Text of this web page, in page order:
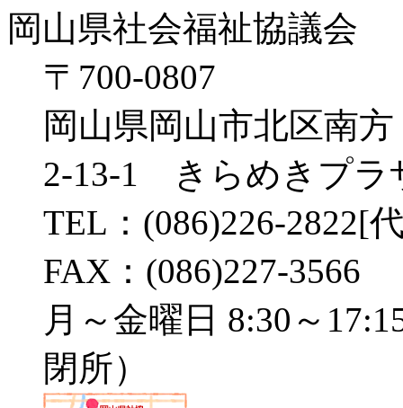
岡山県社会福祉協議会
〒700-0807
岡山県岡山市北区南方
2-13-1 きらめきプラ
TEL：(086)226-2822[
FAX：(086)227-3566
月～金曜日 8:30～
閉所）